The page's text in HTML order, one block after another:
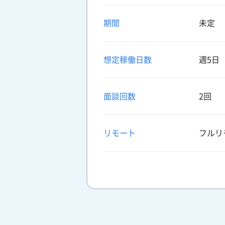
期間 未定
想定稼働日数 週5日
面談回数 2回
リモート フル